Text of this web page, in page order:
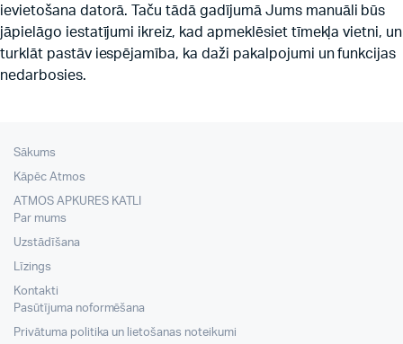
ievietošana datorā. Taču tādā gadījumā Jums manuāli būs
jāpielāgo iestatījumi ikreiz, kad apmeklēsiet tīmekļa vietni, un
turklāt pastāv iespējamība, ka daži pakalpojumi un funkcijas
nedarbosies.
Sākums
Kāpēc Atmos
ATMOS APKURES KATLI
Par mums
Uzstādīšana
Līzings
Kontakti
Pasūtījuma noformēšana
Privātuma politika un lietošanas noteikumi